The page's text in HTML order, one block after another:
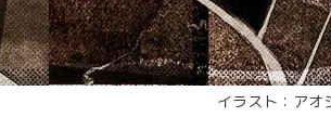
イラスト：アオ